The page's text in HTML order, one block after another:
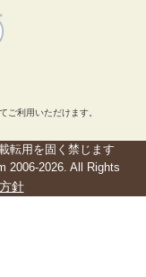
ご利用いただけます。
転用を固く禁じます
2006-2026. All Rights
針